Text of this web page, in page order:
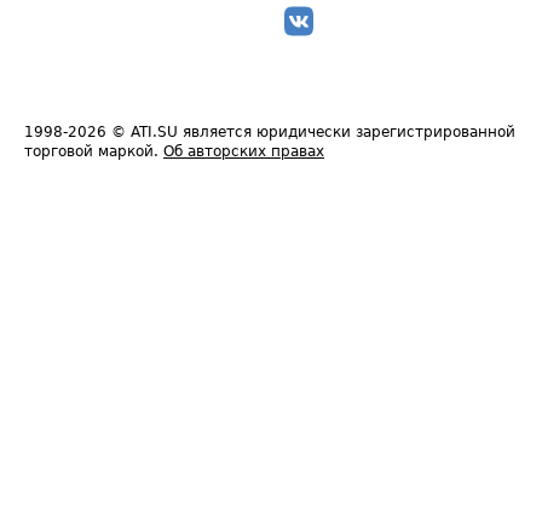
1998-2026 © ATI.SU является юридически зарегистрированной
торговой маркой. Об авторских правах